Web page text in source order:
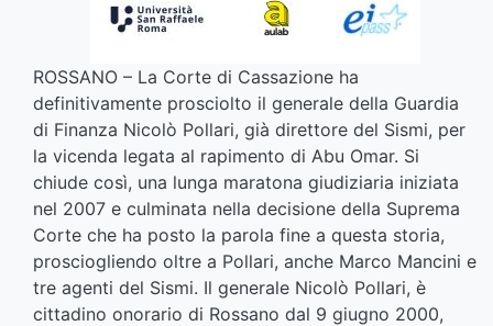
ROSSANO – La Corte di Cassazione ha
definitivamente prosciolto il generale della Guardia
di Finanza Nicolò Pollari, già direttore del Sismi, per
la vicenda legata al rapimento di Abu Omar. Si
chiude così, una lunga maratona giudiziaria iniziata
nel 2007 e culminata nella decisione della Suprema
Corte che ha posto la parola fine a questa storia,
prosciogliendo oltre a Pollari, anche Marco Mancini e
tre agenti del Sismi. Il generale Nicolò Pollari, è
cittadino onorario di Rossano dal 9 giugno 2000,